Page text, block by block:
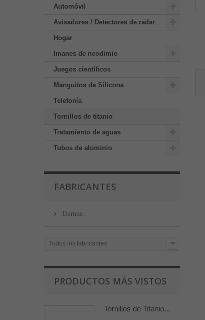
Automóvil
Avisadores / Detectores de radar
Hogar
Imanes de neodimio
Juegos científicos
Manguitos de Silicona
Telefonía
Tornillos de titanio
Tratamiento de aguas
Tubos de aluminio
FABRICANTES
Demac
Todos los fabricantes
PRODUCTOS MÁS VISTOS
Tornillos de Titanio...